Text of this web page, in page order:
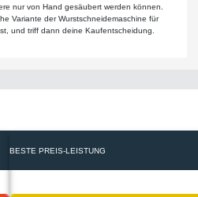
nur von Hand gesäubert werden können.
Variante der Wurstschneidemaschine für
und triff dann deine Kaufentscheidung.
BESTE PREIS-LEISTUNG